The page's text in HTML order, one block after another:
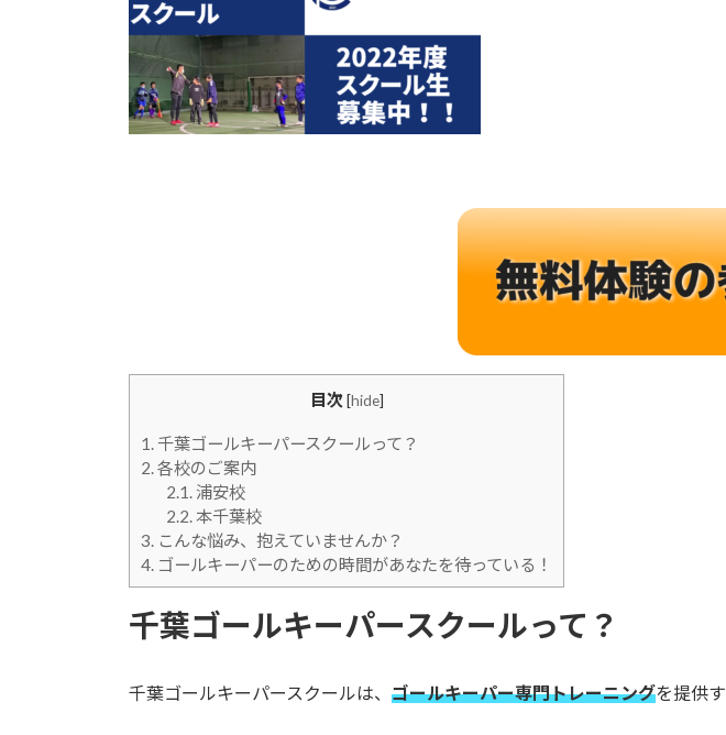
目次 [hide]
1.千葉ゴールキーパースクールって？
2.各校のご案内
2.1.浦安校
2.2.本千葉校
3. こんな悩み、抱えていませんか？
4. ゴールキーパーのための時間があなたを待っている！
千葉ゴールキーパースクールって？
千葉ゴールキーパースクールは、 ゴールキーパー専門トレーニングを提供